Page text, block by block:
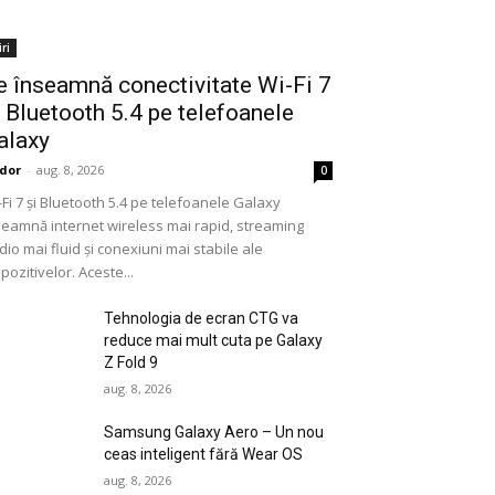
înseamnă conectivitate Wi-Fi 7
Bluetooth 5.4 pe telefoanele
- aug. 8, 2026 0
7 și Bluetooth 5.4 pe telefoanele Galaxy
internet wireless mai rapid, streaming
mai fluid și conexiuni mai stabile ale
Aceste...
Tehnologia de ecran CTG va
reduce mai mult cuta pe Galaxy
Z Fold 9
aug. 8, 2026
Samsung Galaxy Aero – Un nou
ceas inteligent fără Wear OS
aug. 8, 2026